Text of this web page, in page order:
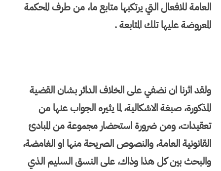
العامة للافعال التي يرتكبها متابع ما، من طرف المحكمة
المعروضة عليها تلك المتابعة .
ولقد اثرنا ان نضفي على الخلاف الدائر بشان القضية
المذكورة، صبغة الاشكالية، لما يثيره الجواب عنها من
تعقيدات، ومن ضرورة استحضار مجموعة من المبادئ
القانونية العامة، والنصوص الصريحة منها او الغامضة،
والبحث بين كل هذا وذاك، على النسق السليم الذي